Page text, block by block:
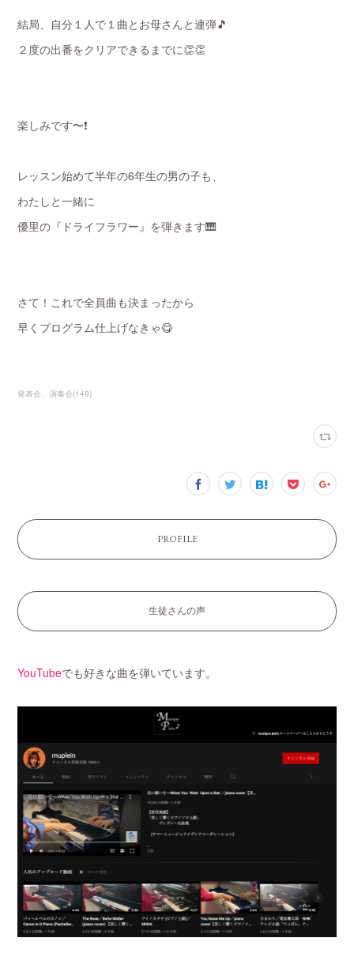
結局、自分１人で１曲とお母さんと連弾🎵
２度の出番をクリアできるまでに👏👏
楽しみです〜❗️
レッスン始めて半年の6年生の男の子も、
わたしと一緒に
優里の『ドライフラワー』を弾きます🎹
さて！これで全員曲も決まったから
早くプログラム仕上げなきゃ😋
発表会、演奏会(149)
PROFILE
生徒さんの声
YouTubeでも好きな曲を弾いています。